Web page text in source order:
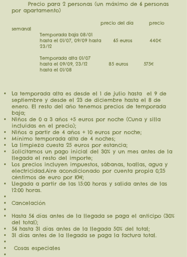
Precio para 2 personas (un máximo de 6 personas
por apartamento)
precio del día precio
semanal
Temporada baja 08/01
hasta el 01/07, 09/09 hasta 65 euros 440€
23/12
Temporada alta 01/07
hasta el 09/09, 23/12 85 euros 575€
hasta el 01/08
La temporada alta es desde el 1 de julio hasta el 9 de
septiembre y desde el 23 de diciembre hasta el 8 de
enero. El resto del año tenemos precios de temporada
baja;
Niños de 0 a 3 años +5 euros por noche (Cuna y silla
incluidas en el precio);
Niños a partir de 4 años + 10 euros por noche;
Mínimo temporada alta de 4 noches;
La limpieza cuesta 25 euros por estancia;
Solicitamos un pago inicial del 30% y un mes antes de la
llegada el resto del importe;
Los precios incluyen impuestos, sábanas, toallas, agua y
electricidad.Aire acondicionado por cuenta propia 0,25
céntimos de euro por KW;
Llegada a partir de las 15:00 horas y salida antes de las
12:00 horas.
Cancelación
Hasta 56 días antes de la llegada se paga el anticipo (30%
del total);
56 hasta 31 días antes de la llegada 50% del total;
31 días antes de la llegada se paga la factura total.
Cosas especiales